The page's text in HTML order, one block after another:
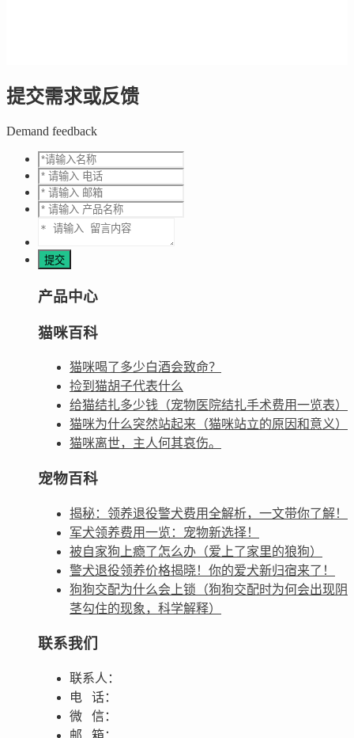
提交需求或反馈
Demand feedback
产品中心
猫咪百科
猫咪喝了多少白酒会致命？
捡到猫胡子代表什么
给猫结扎多少钱（宠物医院结扎手术费用一览表）
猫咪为什么突然站起来（猫咪站立的原因和意义）
猫咪离世，主人何其哀伤。
宠物百科
揭秘：领养退役警犬费用全解析，一文带你了解！
军犬领养费用一览：宠物新选择！
被自家狗上瘾了怎么办（爱上了家里的狼狗）
警犬退役领养价格揭晓！你的爱犬新归宿来了！
狗狗交配为什么会上锁（狗狗交配时为何会出现阴
茎勾住的现象，科学解释）
联系我们
联系人：
电 话：
微 信：